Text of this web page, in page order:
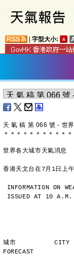
字型大小:
天 氣 稿 第 066 號 - 世
＊ ＊ ＊ ＊ ＊ ＊ ＊ ＊ ＊ ＊ ＊
世界各大城市天氣消息
香港天文台在7月1日上
INFORMATION ON
ISSUED AT 10
城市          CITY
FORECAST